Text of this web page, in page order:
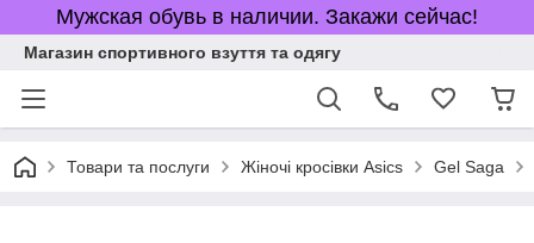
Мужская обувь в наличии. Закажи сейчас!
Магазин спортивного взуття та одягу
Товари та послуги Жіночі кросівки Asics Gel Saga